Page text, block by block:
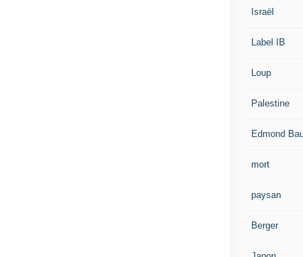
Israël
Label IB
Loup
Palestine
Edmond
mort
paysan
Berger